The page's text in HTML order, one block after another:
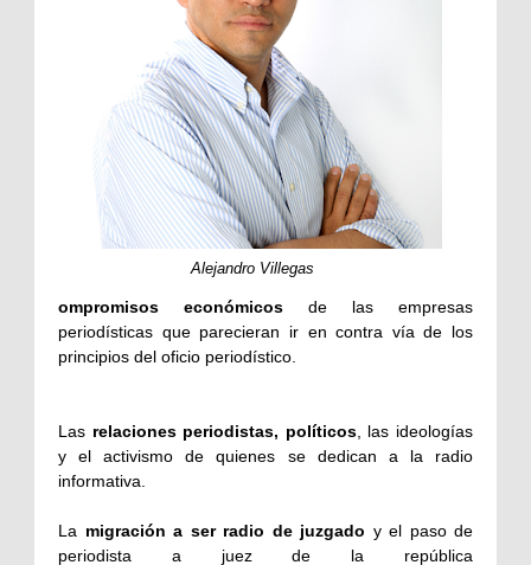
Alejandro Villegas
ompromisos económicos de las empresas
periodísticas que parecieran ir en contra vía de los
principios del oficio periodístico.
Las relaciones periodistas, políticos, las ideologías
y el activismo de quienes se dedican a la radio
informativa.
La migración a ser radio de juzgado y el paso de
periodista a juez de la república